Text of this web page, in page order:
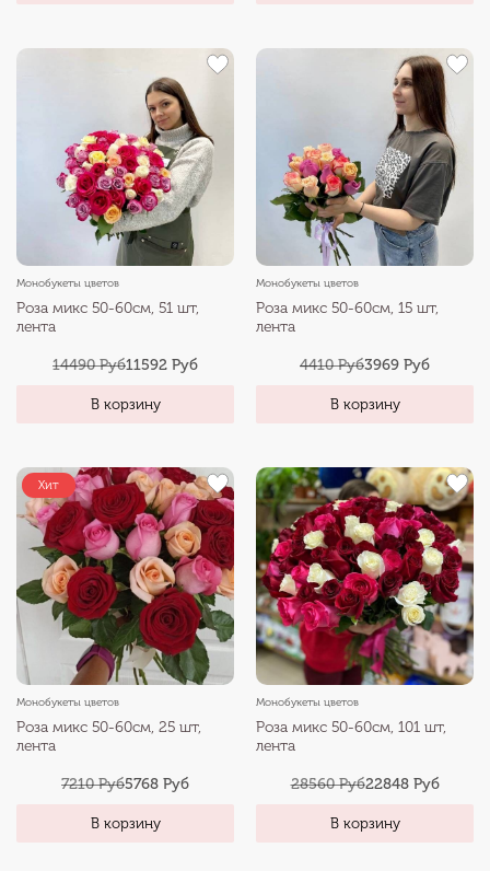
Монобукеты цветов
Роза микс 50-60см, 51 шт,
лента
14490 Руб11592 Руб
В корзину
Монобукеты цветов
Роза микс 50-60см, 15 шт,
лента
4410 Руб3969 Руб
В корзину
Хит
Монобукеты цветов
Роза микс 50-60см, 25 шт,
лента
7210 Руб5768 Руб
В корзину
Монобукеты цветов
Роза микс 50-60см, 101 шт,
лента
28560 Руб22848 Руб
В корзину